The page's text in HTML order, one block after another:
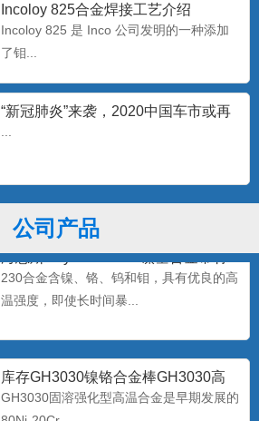
Incoloy 825合金焊接工艺介绍
Incoloy 825 是 Inco 公司发明的一种添加
了钼...
“新冠肺炎”来袭，2020中国车市或再
公司产品
专业生产耐腐蚀B30白铜管 b30镍白
铜板/棒
白铜是以镍为主要添加元素的铜基合金，
呈银白色，有金属光泽，故...
海恩斯Haynes230-W 镍基合金带材
Haynes2
230合金含镍、铬、钨和钼，具有优良的高
温强度，即使长时间暴...
库存GH3030镍铬合金棒GH3030高
温合金带材GH30
GH3030固溶强化型高温合金是早期发展的
80Ni-20Cr...